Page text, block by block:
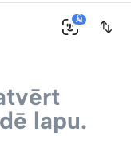
0
AI
lapu.